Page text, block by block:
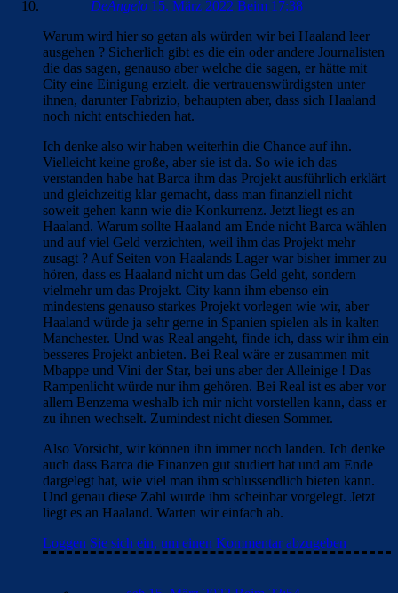
DeAngelo 15. März 2022 Beim 17:38
Warum wird hier so getan als würden wir bei Haaland leer
ausgehen ? Sicherlich gibt es die ein oder andere Journalisten
die das sagen, genauso aber welche die sagen, er hätte mit
City eine Einigung erzielt. die vertrauenswürdigsten unter
ihnen, darunter Fabrizio, behaupten aber, dass sich Haaland
noch nicht entschieden hat.
Ich denke also wir haben weiterhin die Chance auf ihn.
Vielleicht keine große, aber sie ist da. So wie ich das
verstanden habe hat Barca ihm das Projekt ausführlich erklärt
und gleichzeitig klar gemacht, dass man finanziell nicht
soweit gehen kann wie die Konkurrenz. Jetzt liegt es an
Haaland. Warum sollte Haaland am Ende nicht Barca wählen
und auf viel Geld verzichten, weil ihm das Projekt mehr
zusagt ? Auf Seiten von Haalands Lager war bisher immer zu
hören, dass es Haaland nicht um das Geld geht, sondern
vielmehr um das Projekt. City kann ihm ebenso ein
mindestens genauso starkes Projekt vorlegen wie wir, aber
Haaland würde ja sehr gerne in Spanien spielen als in kalten
Manchester. Und was Real angeht, finde ich, dass wir ihm ein
besseres Projekt anbieten. Bei Real wäre er zusammen mit
Mbappe und Vini der Star, bei uns aber der Alleinige ! Das
Rampenlicht würde nur ihm gehören. Bei Real ist es aber vor
allem Benzema weshalb ich mir nicht vorstellen kann, dass er
zu ihnen wechselt. Zumindest nicht diesen Sommer.
Also Vorsicht, wir können ihn immer noch landen. Ich denke
auch dass Barca die Finanzen gut studiert hat und am Ende
dargelegt hat, wie viel man ihm schlussendlich bieten kann.
Und genau diese Zahl wurde ihm scheinbar vorgelegt. Jetzt
liegt es an Haaland. Warten wir einfach ab.
Loggen Sie sich ein, um einen Kommentar abzugeben